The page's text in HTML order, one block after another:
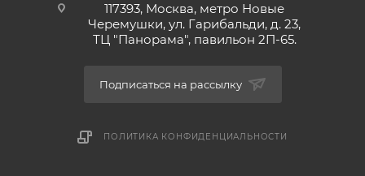
117393, Москва, метро Новые
Черемушки, ул. Гарибальди, д. 23,
ТЦ "Панорама", павильон 2П-65.
Подписаться на рассылку
ПОЛИТИКА КОНФИДЕНЦИАЛЬНОСТИ